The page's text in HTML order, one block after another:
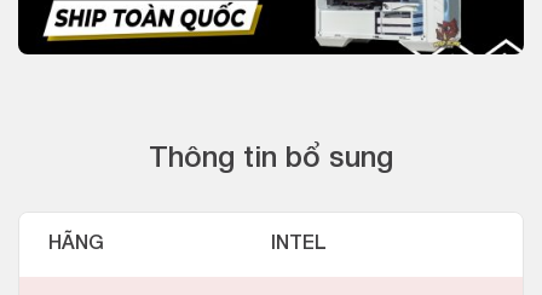
Thông tin bổ sung
HÃNG INTEL